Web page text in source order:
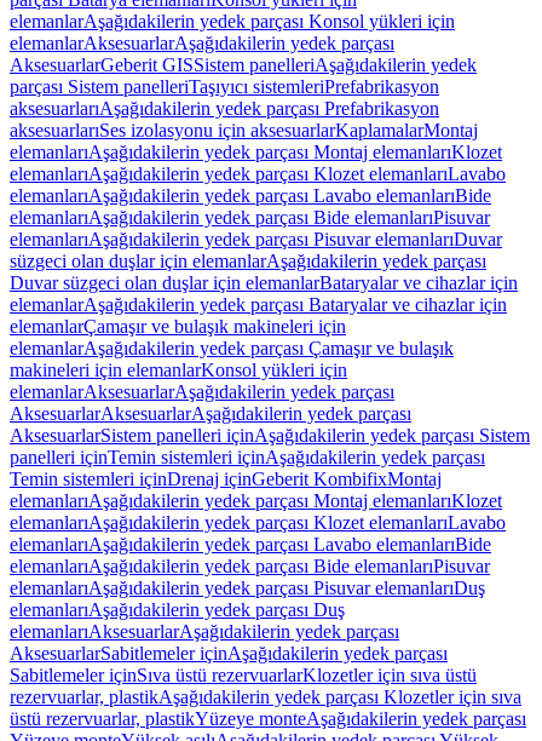
elemanlarAşağıdakilerin yedek parçası Konsol yükleri için
elemanlarAksesuarlarAşağıdakilerin yedek parçası
AksesuarlarGeberit GISSistem panelleriAşağıdakilerin yedek
parçası Sistem panelleriTaşıyıcı sistemleriPrefabrikasyon
aksesuarlarıAşağıdakilerin yedek parçası Prefabrikasyon
aksesuarlarıSes izolasyonu için aksesuarlarKaplamalarMontaj
elemanlarıAşağıdakilerin yedek parçası Montaj elemanlarıKlozet
elemanlarıAşağıdakilerin yedek parçası Klozet elemanlarıLavabo
elemanlarıAşağıdakilerin yedek parçası Lavabo elemanlarıBide
elemanlarıAşağıdakilerin yedek parçası Bide elemanlarıPisuvar
elemanlarıAşağıdakilerin yedek parçası Pisuvar elemanlarıDuvar
süzgeci olan duşlar için elemanlarAşağıdakilerin yedek parçası
Duvar süzgeci olan duşlar için elemanlarBataryalar ve cihazlar için
elemanlarAşağıdakilerin yedek parçası Bataryalar ve cihazlar için
elemanlarÇamaşır ve bulaşık makineleri için
elemanlarAşağıdakilerin yedek parçası Çamaşır ve bulaşık
makineleri için elemanlarKonsol yükleri için
elemanlarAksesuarlarAşağıdakilerin yedek parçası
AksesuarlarAksesuarlarAşağıdakilerin yedek parçası
AksesuarlarSistem panelleri içinAşağıdakilerin yedek parçası Sistem
panelleri içinTemin sistemleri içinAşağıdakilerin yedek parçası
Temin sistemleri içinDrenaj içinGeberit KombifixMontaj
elemanlarıAşağıdakilerin yedek parçası Montaj elemanlarıKlozet
elemanlarıAşağıdakilerin yedek parçası Klozet elemanlarıLavabo
elemanlarıAşağıdakilerin yedek parçası Lavabo elemanlarıBide
elemanlarıAşağıdakilerin yedek parçası Bide elemanlarıPisuvar
elemanlarıAşağıdakilerin yedek parçası Pisuvar elemanlarıDuş
elemanlarıAşağıdakilerin yedek parçası Duş
elemanlarıAksesuarlarAşağıdakilerin yedek parçası
AksesuarlarSabitlemeler içinAşağıdakilerin yedek parçası
Sabitlemeler içinSıva üstü rezervuarlarKlozetler için sıva üstü
rezervuarlar, plastikAşağıdakilerin yedek parçası Klozetler için sıva
üstü rezervuarlar, plastikYüzeye monteAşağıdakilerin yedek parçası